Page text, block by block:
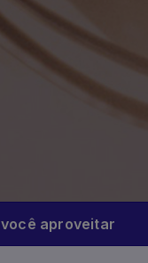
você aproveitar